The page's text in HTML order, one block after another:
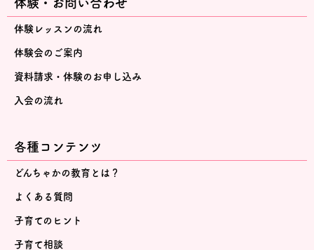
体験・お問い合わせ
体験レッスンの流れ
体験会のご案内
資料請求・体験のお申し込み
入会の流れ
各種コンテンツ
どんちゃかの教育とは？
よくある質問
子育てのヒント
子育て相談